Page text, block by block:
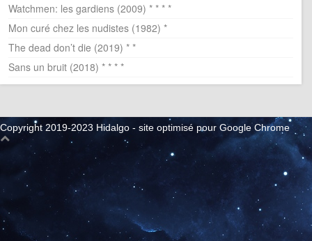
Watchmen: les gardiens (2009) * * * *
Mon curé chez les nudistes (1982) *
The dead don’t die (2019) * *
Sans un bruit (2018) * * * *
Copyright 2019-2023 Hidalgo - site optimisé pour Google Chrome